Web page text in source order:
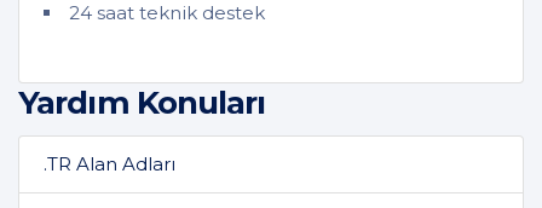
24 saat teknik destek
Yardım Konuları
.TR Alan Adları